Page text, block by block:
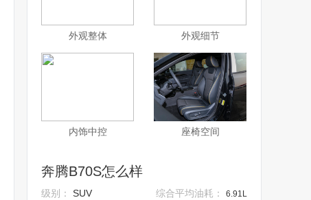
外观整体 外观细节
内饰中控 座椅空间
奔腾B70S怎么样
级别： SUV 综合平均油耗： 6.91L